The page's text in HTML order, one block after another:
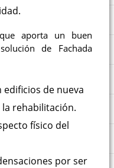
aporta un buen
de Fachada
de nueva
rehabilitación.
físico del
por ser